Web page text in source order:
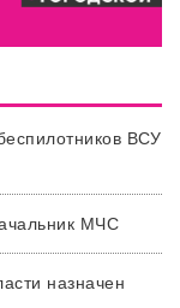
ВСУ
МЧС
назначен